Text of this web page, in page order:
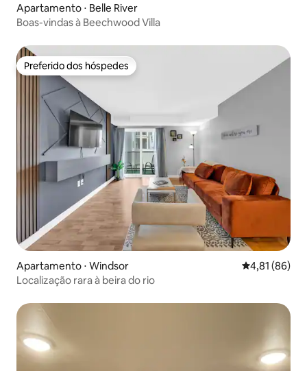
Apartamento ⋅ Belle River
Boas-vindas à Beechwood Villa
Preferido dos hóspedes
Preferido dos hóspedes
Apartamento ⋅ Windsor 4,81 de uma
4,81 (86)
Localização rara à beira do rio